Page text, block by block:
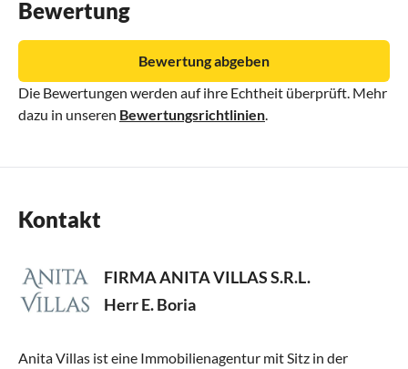
Bewertung
Die Bewertungen werden auf ihre Echtheit überprüft. Mehr
dazu in unseren Bewertungsrichtlinien
Bewertung abgeben
Kontakt
FIRMA ANITA VILLAS S.R.L.
Herr E. Boria
Anita Villas ist eine Immobilienagentur mit Sitz in der